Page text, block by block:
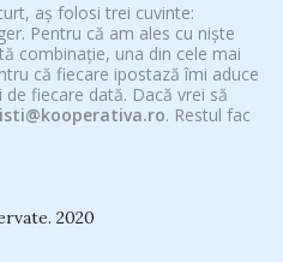
aș folosi trei cuvinte:
Pentru că am ales cu niște
combinație, una din cele mai
că fiecare ipostază îmi aduce
fiecare dată. Dacă vrei să
. Restul fac
2020